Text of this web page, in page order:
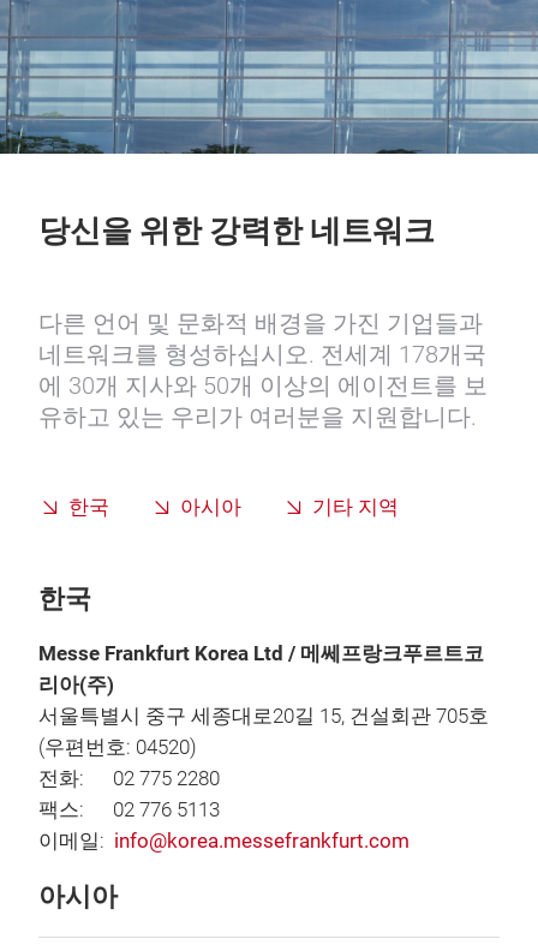
당신을 위한 강력한 네트워크
다른 언어 및 문화적 배경을 가진 기업들과
네트워크를 형성하십시오. 전세계 178개국
에 30개 지사와 50개 이상의 에이전트를 보
유하고 있는 우리가 여러분을 지원합니다.
한국 아시아 기타 지역
한국
Messe Frankfurt Korea Ltd / 메쎄프랑크푸르트코
리아(주)
서울특별시 중구 세종대로20길 15, 건설회관 705호
(우편번호: 04520)
전화: 02 775 2280
팩스: 02 776 5113
이메일: info@korea.messefrankfurt.com
아시아